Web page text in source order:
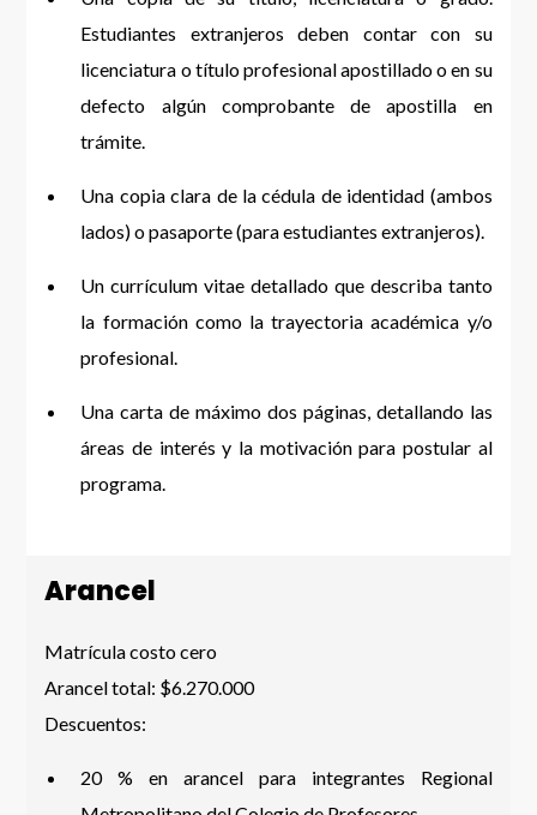
Estudiantes extranjeros deben contar con su
licenciatura o título profesional apostillado o en su
defecto algún comprobante de apostilla en
trámite.
Una copia clara de la cédula de identidad (ambos
lados) o pasaporte (para estudiantes extranjeros).
Un currículum vitae detallado que describa tanto
la formación como la trayectoria académica y/o
profesional.
Una carta de máximo dos páginas, detallando las
áreas de interés y la motivación para postular al
programa.
Arancel
Matrícula costo cero
Arancel total: $6.270.000
Descuentos:
20 % en arancel para integrantes Regional